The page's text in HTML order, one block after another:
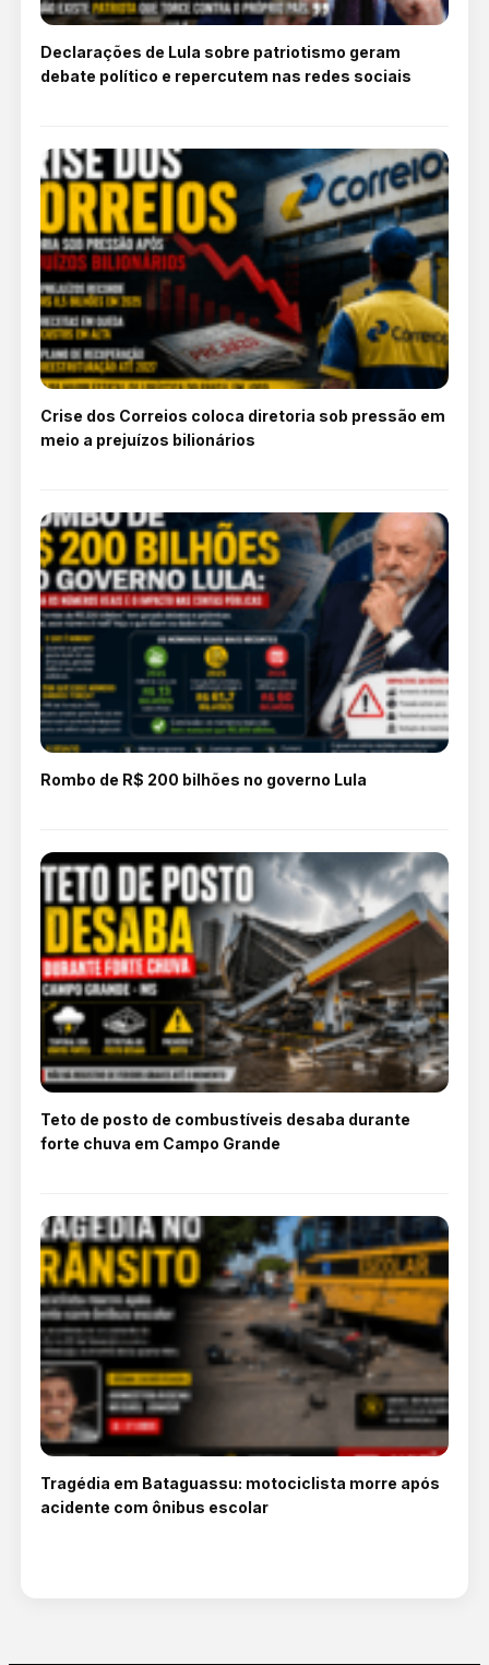
Declarações de Lula sobre patriotismo geram
debate político e repercutem nas redes sociais
Crise dos Correios coloca diretoria sob pressão em
meio a prejuízos bilionários
Rombo de R$ 200 bilhões no governo Lula
Teto de posto de combustíveis desaba durante
forte chuva em Campo Grande
Tragédia em Bataguassu: motociclista morre após
acidente com ônibus escolar